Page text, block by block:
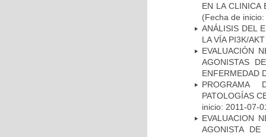
EN LA CLINICA
(Fecha de
ANÁLISIS DEL
LA VÍA PI3K/
EVALUACIÓN
AGONISTAS
ENFERMEDAD
PROGRAMA
PATOLOGÍAS
inicio: 2011-07-
EVALUACION
AGONISTA